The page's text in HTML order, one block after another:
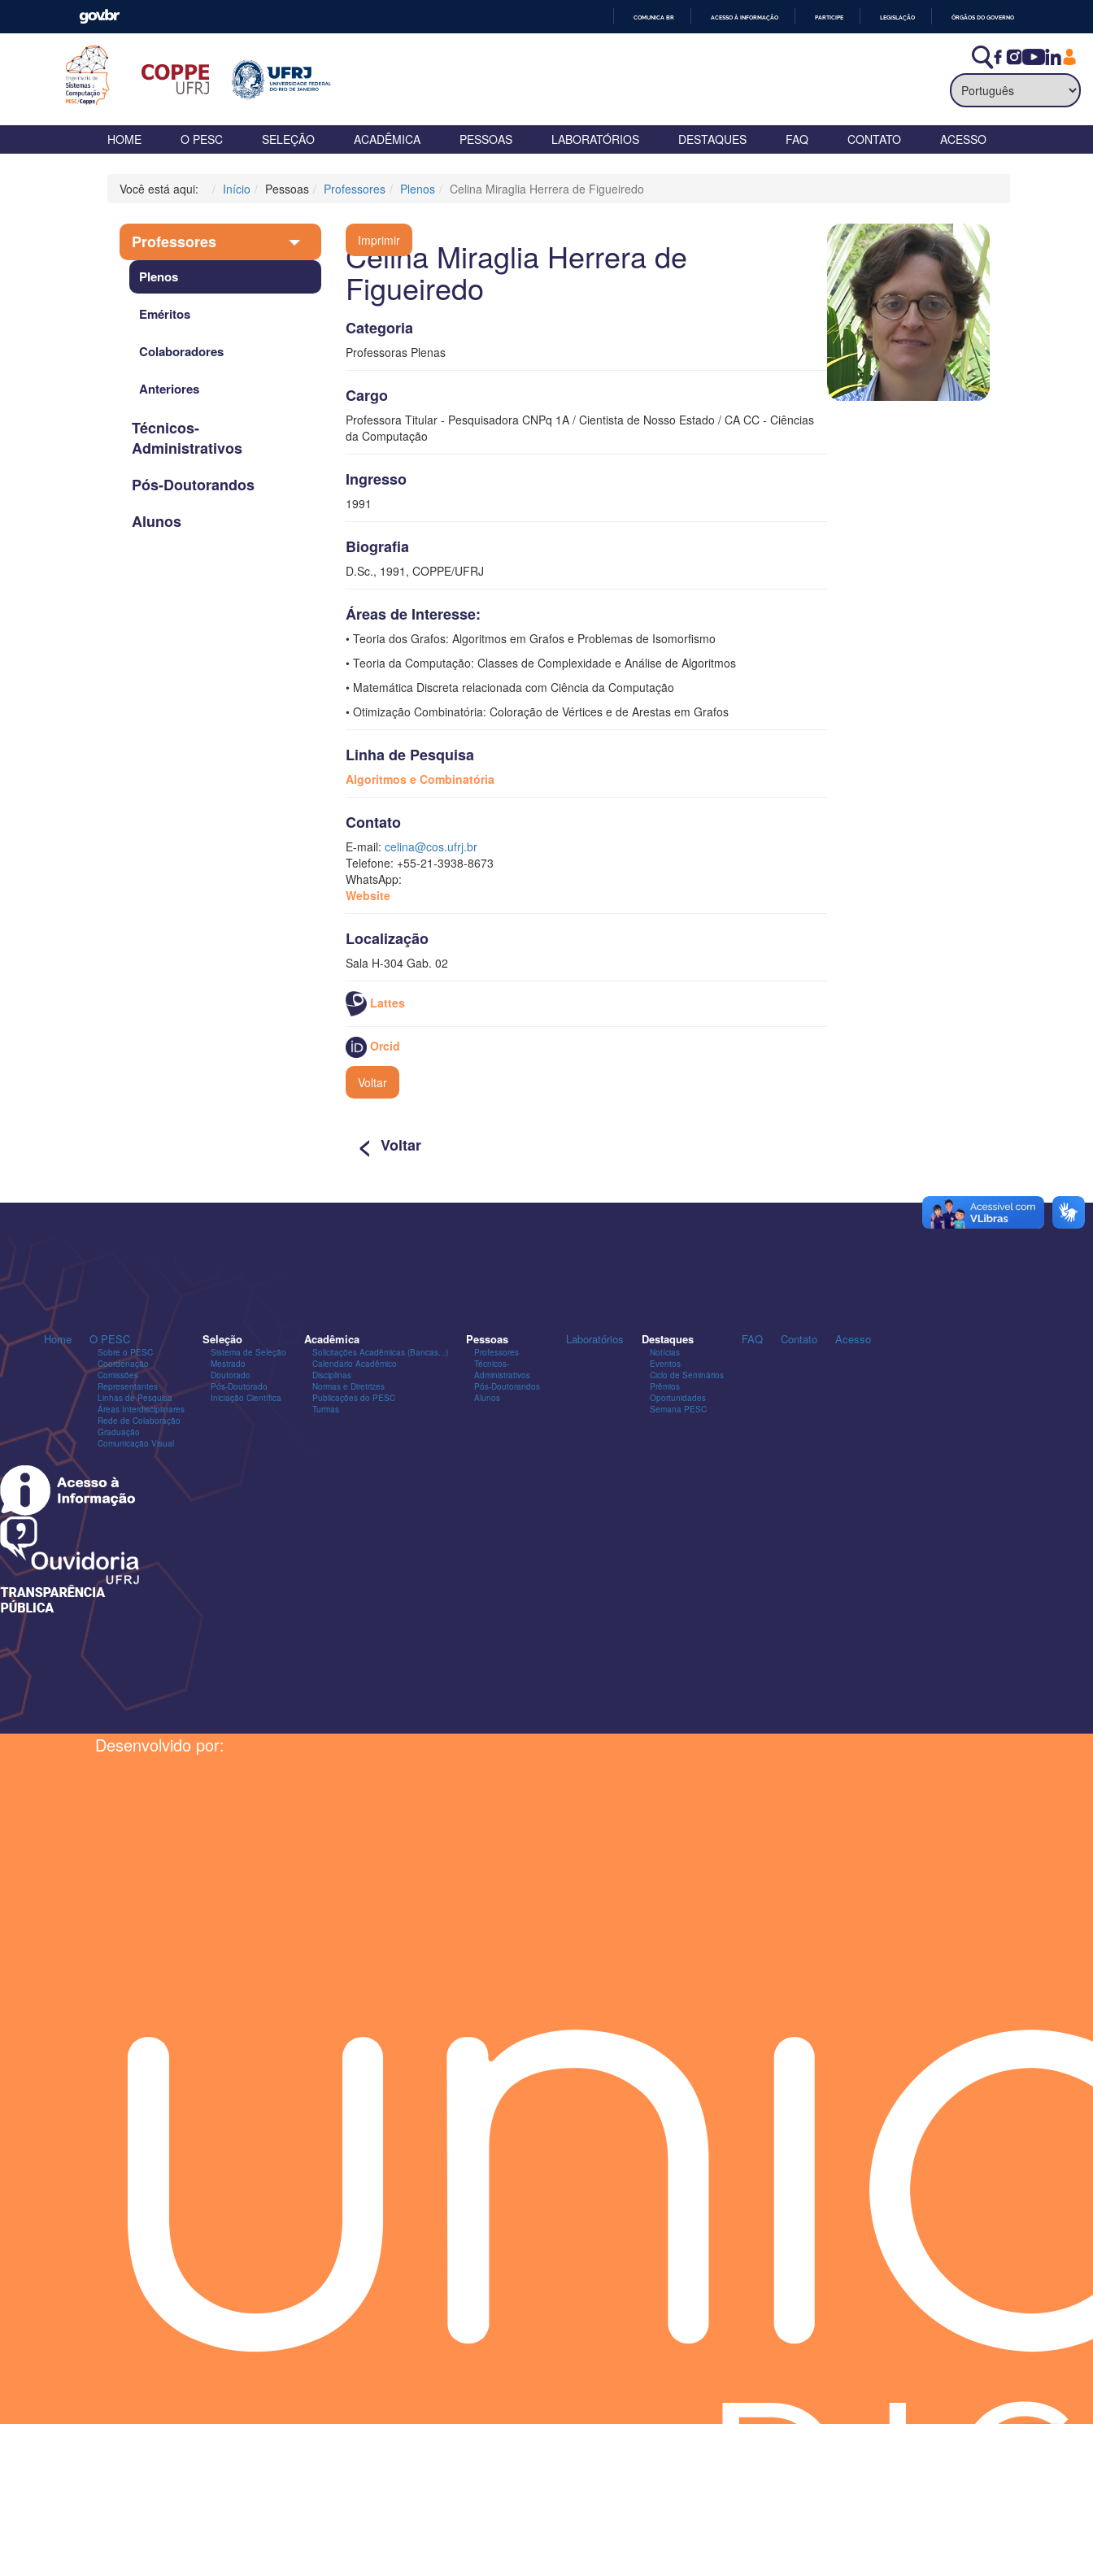
COMUNICA BR ACESSO À INFORMAÇÃO PARTICIPE LEGISLAÇÃO ÓRGÃOS DO GOVERNO
HOME O PESC SELEÇÃO ACADÊMICA PESSOAS LABORATÓRIOS DESTAQUES FAQ CONTATO ACESSO
Você está aqui: Início Pessoas Professores Plenos Celina Miraglia Herrera de Figueiredo
Professores
Plenos
Eméritos
Colaboradores
Anteriores
Técnicos-
Administrativos
Pós-Doutorandos
Alunos
Imprimir
Celina Miraglia Herrera de
Figueiredo
Categoria
Professoras Plenas
Cargo
Professora Titular - Pesquisadora CNPq 1A / Cientista de Nosso Estado / CA CC - Ciências
da Computação
Ingresso
1991
Biografia
D.Sc., 1991, COPPE/UFRJ
Áreas de Interesse:
• Teoria dos Grafos: Algoritmos em Grafos e Problemas de Isomorfismo
• Teoria da Computação: Classes de Complexidade e Análise de Algoritmos
• Matemática Discreta relacionada com Ciência da Computação
• Otimização Combinatória: Coloração de Vértices e de Arestas em Grafos
Linha de Pesquisa
Algoritmos e Combinatória
Contato
E-mail: celina@cos.ufrj.br
Telefone: +55-21-3938-8673
WhatsApp:
Website
Localização
Sala H-304 Gab. 02
Lattes
Orcid
Voltar
< Voltar
Home O PESC
Sobre o PESC
Coordenação
Comissões
Representantes
Linhas de Pesquisa
Áreas Interdisciplinares
Rede de Colaboração
Graduação
Comunicação Visual
Seleção
Sistema de Seleção
Mestrado
Doutorado
Pós-Doutorado
Iniciação Científica
Acadêmica
Solicitações Acadêmicas (Bancas...)
Calendário Acadêmico
Disciplinas
Normas e Diretrizes
Publicações do PESC
Turmas
Pessoas
Professores
Técnicos-
Administrativos
Pós-Doutorandos
Alunos
Laboratórios Destaques
Notícias
Eventos
Ciclo de Seminários
Prêmios
Oportunidades
Semana PESC
FAQ Contato Acesso
Desenvolvido por: